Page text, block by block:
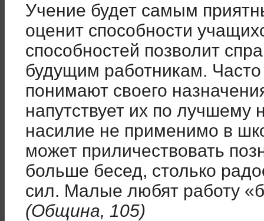
Учение будет самым
оценит способности
способностей позволит
будущим работникам.
понимают своего
напутствует их по
насилие не применимо в
может приличествовать
больше бесед, столько
сил. Малые любят работу
(Община, 105)